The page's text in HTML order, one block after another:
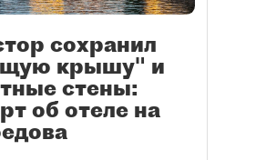
сохранил
крышу" и
стены:
об отеле на